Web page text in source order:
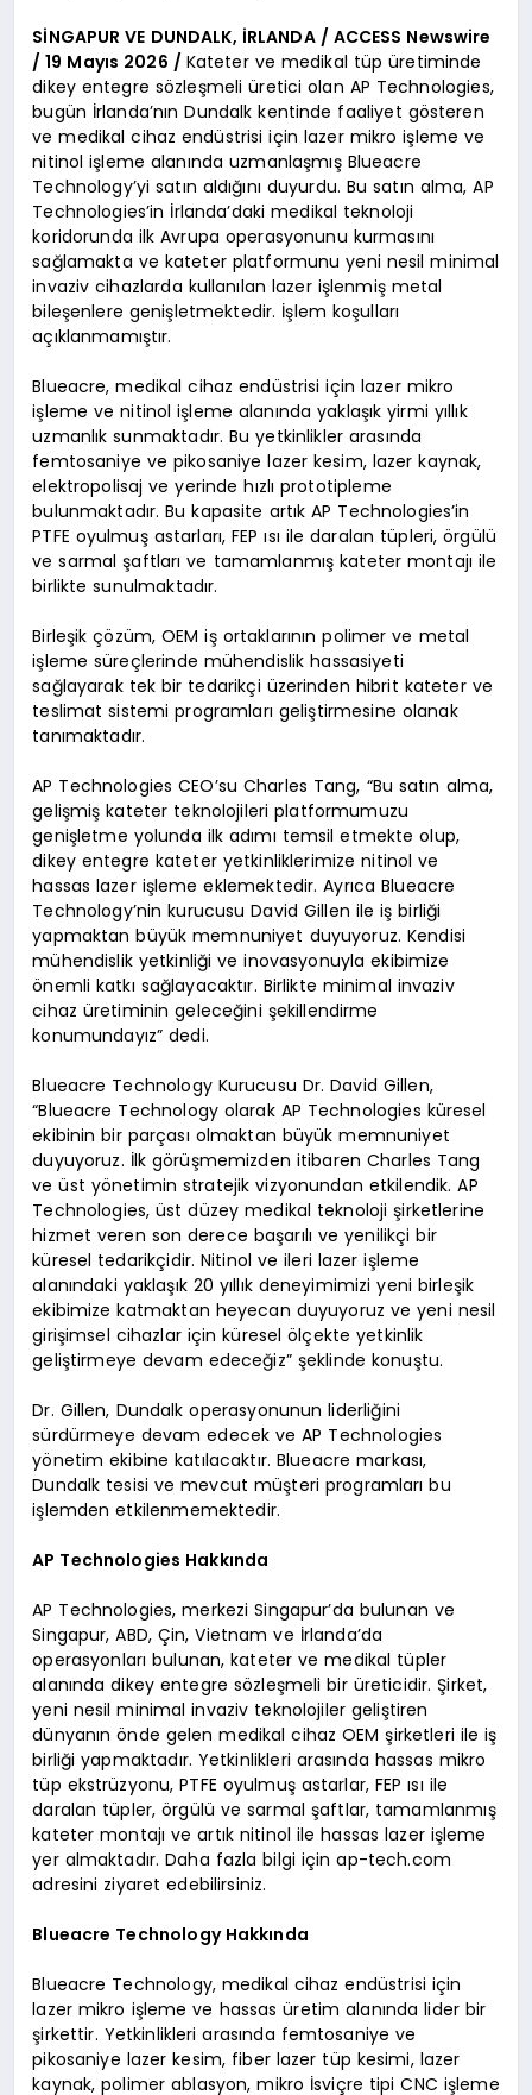
SİNGAPUR VE DUNDALK, İRLANDA / ACCESS Newswire
/ 19 Mayıs 2026 / Kateter ve medikal tüp üretiminde
dikey entegre sözleşmeli üretici olan AP Technologies,
bugün İrlanda’nın Dundalk kentinde faaliyet gösteren
ve medikal cihaz endüstrisi için lazer mikro işleme ve
nitinol işleme alanında uzmanlaşmış Blueacre
Technology’yi satın aldığını duyurdu. Bu satın alma, AP
Technologies’in İrlanda’daki medikal teknoloji
koridorunda ilk Avrupa operasyonunu kurmasını
sağlamakta ve kateter platformunu yeni nesil minimal
invaziv cihazlarda kullanılan lazer işlenmiş metal
bileşenlere genişletmektedir. İşlem koşulları
açıklanmamıştır.
Blueacre, medikal cihaz endüstrisi için lazer mikro
işleme ve nitinol işleme alanında yaklaşık yirmi yıllık
uzmanlık sunmaktadır. Bu yetkinlikler arasında
femtosaniye ve pikosaniye lazer kesim, lazer kaynak,
elektropolisaj ve yerinde hızlı prototipleme
bulunmaktadır. Bu kapasite artık AP Technologies’in
PTFE oyulmuş astarları, FEP ısı ile daralan tüpleri, örgülü
ve sarmal şaftları ve tamamlanmış kateter montajı ile
birlikte sunulmaktadır.
Birleşik çözüm, OEM iş ortaklarının polimer ve metal
işleme süreçlerinde mühendislik hassasiyeti
sağlayarak tek bir tedarikçi üzerinden hibrit kateter ve
teslimat sistemi programları geliştirmesine olanak
tanımaktadır.
AP Technologies CEO’su Charles Tang, “Bu satın alma,
gelişmiş kateter teknolojileri platformumuzu
genişletme yolunda ilk adımı temsil etmekte olup,
dikey entegre kateter yetkinliklerimize nitinol ve
hassas lazer işleme eklemektedir. Ayrıca Blueacre
Technology’nin kurucusu David Gillen ile iş birliği
yapmaktan büyük memnuniyet duyuyoruz. Kendisi
mühendislik yetkinliği ve inovasyonuyla ekibimize
önemli katkı sağlayacaktır. Birlikte minimal invaziv
cihaz üretiminin geleceğini şekillendirme
konumundayız” dedi.
Blueacre Technology Kurucusu Dr. David Gillen,
“Blueacre Technology olarak AP Technologies küresel
ekibinin bir parçası olmaktan büyük memnuniyet
duyuyoruz. İlk görüşmemizden itibaren Charles Tang
ve üst yönetimin stratejik vizyonundan etkilendik. AP
Technologies, üst düzey medikal teknoloji şirketlerine
hizmet veren son derece başarılı ve yenilikçi bir
küresel tedarikçidir. Nitinol ve ileri lazer işleme
alanındaki yaklaşık 20 yıllık deneyimimizi yeni birleşik
ekibimize katmaktan heyecan duyuyoruz ve yeni nesil
girişimsel cihazlar için küresel ölçekte yetkinlik
geliştirmeye devam edeceğiz” şeklinde konuştu.
Dr. Gillen, Dundalk operasyonunun liderliğini
sürdürmeye devam edecek ve AP Technologies
yönetim ekibine katılacaktır. Blueacre markası,
Dundalk tesisi ve mevcut müşteri programları bu
işlemden etkilenmemektedir.
AP Technologies Hakkında
AP Technologies, merkezi Singapur’da bulunan ve
Singapur, ABD, Çin, Vietnam ve İrlanda’da
operasyonları bulunan, kateter ve medikal tüpler
alanında dikey entegre sözleşmeli bir üreticidir. Şirket,
yeni nesil minimal invaziv teknolojiler geliştiren
dünyanın önde gelen medikal cihaz OEM şirketleri ile iş
birliği yapmaktadır. Yetkinlikleri arasında hassas mikro
tüp ekstrüzyonu, PTFE oyulmuş astarlar, FEP ısı ile
daralan tüpler, örgülü ve sarmal şaftlar, tamamlanmış
kateter montajı ve artık nitinol ile hassas lazer işleme
yer almaktadır. Daha fazla bilgi için ap-tech.com
adresini ziyaret edebilirsiniz.
Blueacre Technology Hakkında
Blueacre Technology, medikal cihaz endüstrisi için
lazer mikro işleme ve hassas üretim alanında lider bir
şirkettir. Yetkinlikleri arasında femtosaniye ve
pikosaniye lazer kesim, fiber lazer tüp kesimi, lazer
kaynak, polimer ablasyon, mikro İsviçre tipi CNC işleme